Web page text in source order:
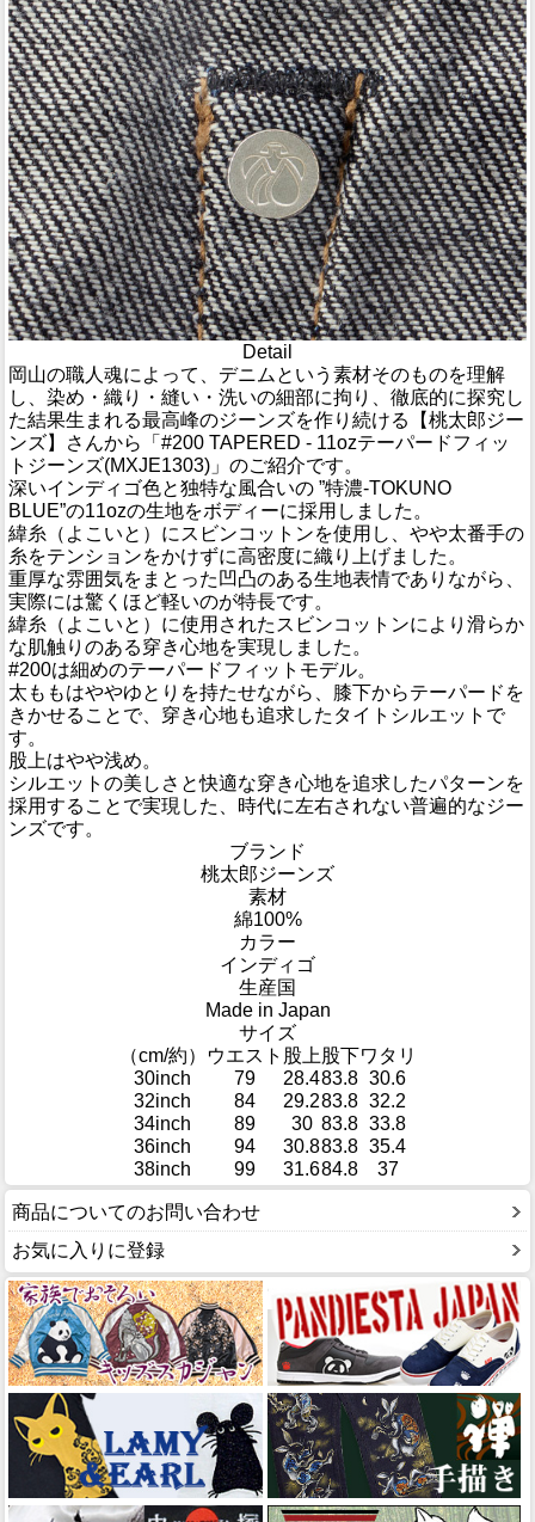
Detail
岡山の職人魂によって、デニムという素材そのものを理解
し、染め・織り・縫い・洗いの細部に拘り、徹底的に探究し
た結果生まれる最高峰のジーンズを作り続ける【桃太郎ジー
ンズ】さんから「#200 TAPERED - 11ozテーパードフィッ
トジーンズ(MXJE1303)」のご紹介です。
深いインディゴ色と独特な風合いの ”特濃-TOKUNO
BLUE”の11ozの生地をボディーに採用しました。
緯糸（よこいと）にスビンコットンを使用し、やや太番手の
糸をテンションをかけずに高密度に織り上げました。
重厚な雰囲気をまとった凹凸のある生地表情でありながら、
実際には驚くほど軽いのが特長です。
緯糸（よこいと）に使用されたスビンコットンにより滑らか
な肌触りのある穿き心地を実現しました。
#200は細めのテーパードフィットモデル。
太ももはややゆとりを持たせながら、膝下からテーパードを
きかせることで、穿き心地も追求したタイトシルエットで
す。
股上はやや浅め。
シルエットの美しさと快適な穿き心地を追求したパターンを
採用することで実現した、時代に左右されない普遍的なジー
ンズです。
ブランド
桃太郎ジーンズ
素材
綿100%
カラー
インディゴ
生産国
Made in Japan
サイズ
（cm/約）
ウエスト 股上股下 ワタリ
30inch
79 28.483.8 30.6
32inch
84 29.283.8 32.2
34inch
89 30 83.8 33.8
36inch
94 30.883.8 35.4
38inch
99 31.684.8 37
商品についてのお問い合わせ
お気に入りに登録